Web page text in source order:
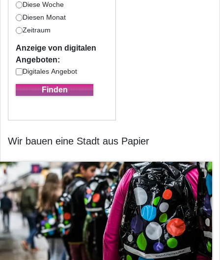
Diese Woche
Diesen Monat
Zeitraum
Anzeige von digitalen
Angeboten:
Digitales Angebot
Wir bauen eine Stadt aus Papier